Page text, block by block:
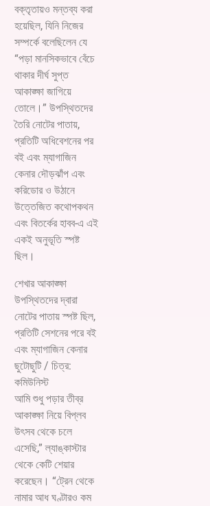
বক্তৃতায়ও মন্তব্য করা
হয়েছিল, যিনি নিজের
সম্পর্কে বলেছিলেন যে
“পড়া মানসিকভাবে বেঁচে
থাকার দীর্ঘ সুপ্ত
আকাঙ্ক্ষা জাগিয়ে
তোলে।” উপস্থিতদের
তৈরি নোটের পাতায়,
প্রতিটি অধিবেশনের পর
বই এবং ম্যাগাজিন
কেনার দৌড়ঝাঁপ এবং
করিডোর ও উঠানে
উত্তেজিত কথোপকথন
এবং বিতর্কের হাবব-এ এই
একই অনুভূতি স্পষ্ট
ছিল।
শেখার আকাঙ্ক্ষা
উপস্থিতদের দ্বারা
নোটের পাতায় স্পষ্ট ছিল,
প্রতিটি সেশনের পরে বই
এবং ম্যাগাজিন কেনার
ছুটোছুটি / চিত্র:
কমিউনিস্ট
আমি শুধু পড়ার তীব্র
আকাঙ্ক্ষা নিয়ে বিপ্লব
উৎসব থেকে চলে
এসেছি,” ল্যাঙ্কাস্টার
থেকে কেটি শেয়ার
করেছেন। “ট্রেন থেকে
নামার আধ ঘণ্টারও কম